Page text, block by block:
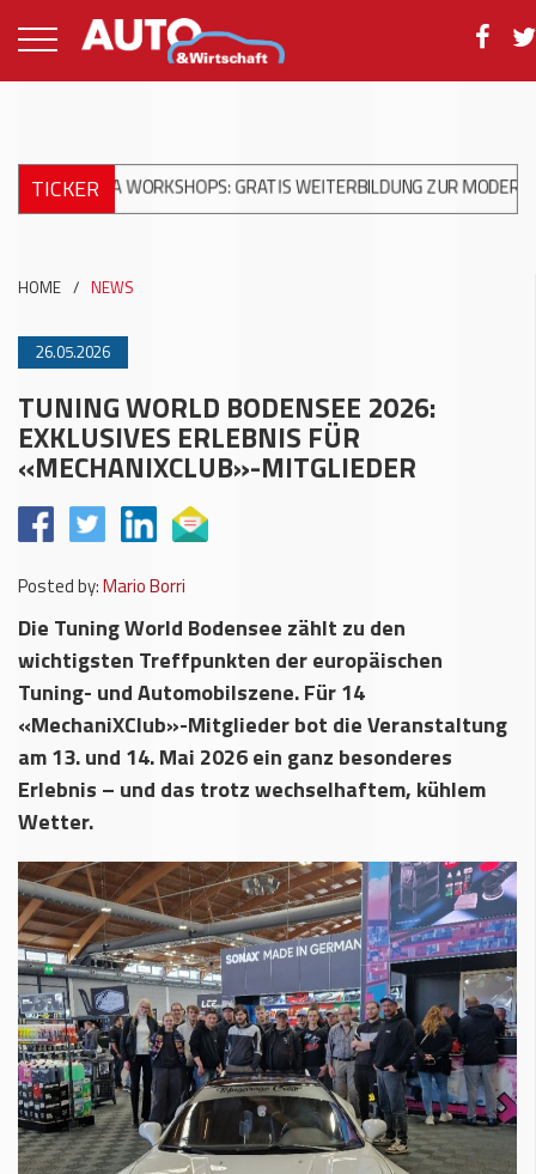
TICKER
WORKSHOPS: GRATIS WEITERBILDUNG ZUR MODERNEN
HOME / NEWS
26.05.2026
TUNING WORLD BODENSEE 2026:
EXKLUSIVES ERLEBNIS FÜR
«MECHANIXCLUB»-MITGLIEDER
Posted by:Mario Borri
Die Tuning World Bodensee zählt zu den
wichtigsten Treffpunkten der europäischen
Tuning- und Automobilszene. Für 14
«MechaniXClub»-Mitglieder bot die Veranstaltung
am 13. und 14. Mai 2026 ein ganz besonderes
Erlebnis – und das trotz wechselhaftem, kühlem
Wetter.